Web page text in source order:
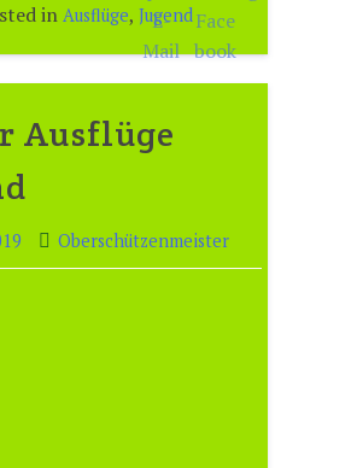
in Ausflüge, Jugend
Ausflüge
Oberschützenmeister